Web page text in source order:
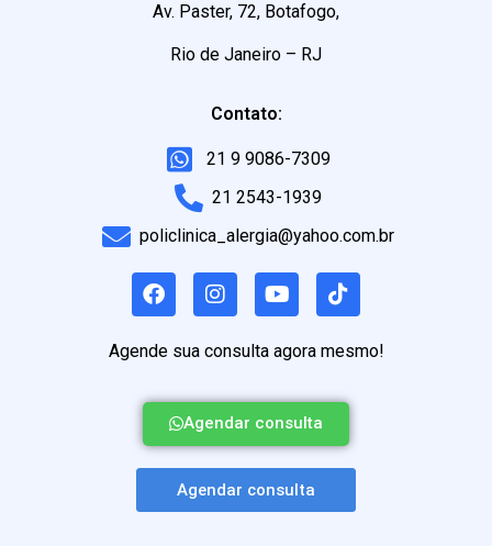
Av. Paster, 72, Botafogo,
Rio de Janeiro – RJ
Contato:
21 9 9086-7309
21 2543-1939
policlinica_alergia@yahoo.com.br
Agende sua consulta agora mesmo!
Agendar consulta